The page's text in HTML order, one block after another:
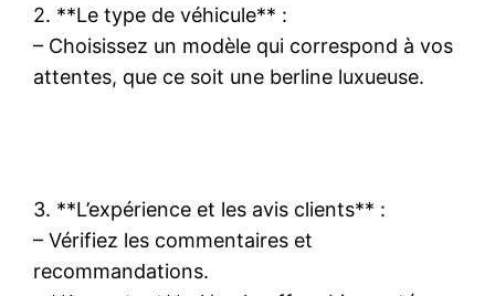
2. **Le type de véhicule** :
– Choisissez un modèle qui correspond à vos
attentes, que ce soit une berline luxueuse.
3. **L’expérience et les avis clients** :
– Vérifiez les commentaires et
recommandations.